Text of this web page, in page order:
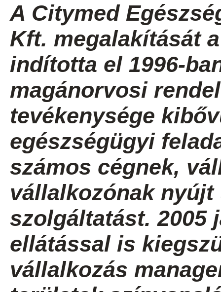
A Citymed
Kft. megalakítását
indította el 1996-
magánorvosi
tevékenysége
egészségügyi
számos cégnek,
vállalkozónak
szolgáltatást. 2005
ellátással is
vállalkozás